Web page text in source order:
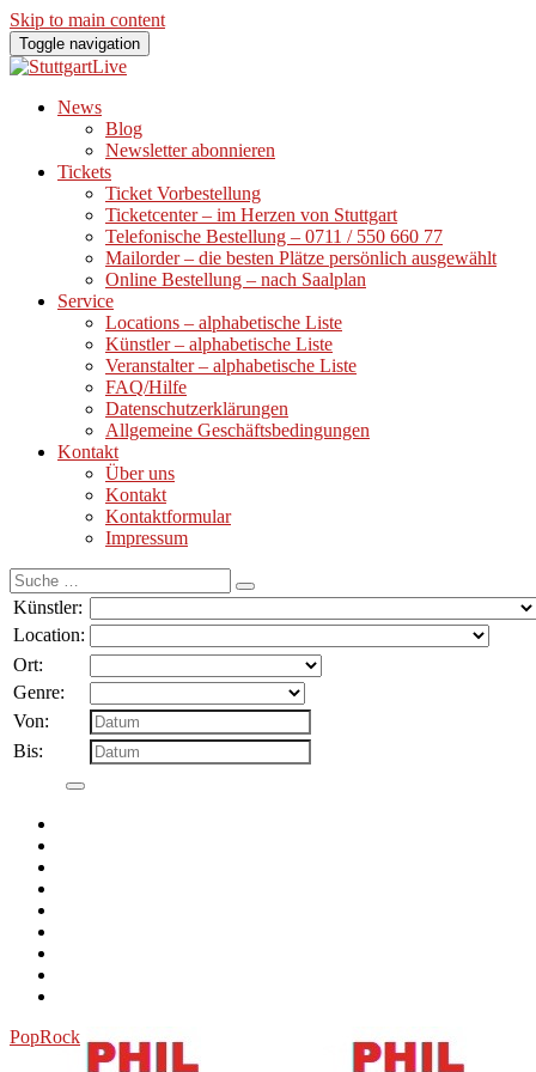
Skip to main content
Toggle navigation
News
Blog
Newsletter abonnieren
Tickets
Ticket Vorbestellung
Ticketcenter – im Herzen von Stuttgart
Telefonische Bestellung – 0711 / 550 660 77
Mailorder – die besten Plätze persönlich ausgewählt
Online Bestellung – nach Saalplan
Service
Locations – alphabetische Liste
Künstler – alphabetische Liste
Veranstalter – alphabetische Liste
FAQ/Hilfe
Datenschutzerklärungen
Allgemeine Geschäftsbedingungen
Kontakt
Über uns
Kontakt
Kontaktformular
Impressum
Suche
nach:
Künstler:
Location:
Ort:
Genre:
Von:
Bis:
PopRock